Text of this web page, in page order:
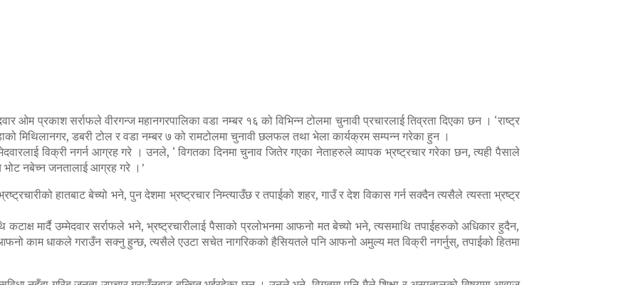
ओम प्रकाश सर्राफले वीरगन्ज महानगरपालिका वडा नम्बर १६ को विभिन्न टोलमा चुनावी प्रचारलाई तिव्रता दिएका छन । ‘राष्ट्र
मिथिलानगर, डबरी टोल र वडा नम्बर ७ को रामटोलमा चुनावी छलफल तथा भेला कार्यक्रम सम्पन्न गरेका हुन ।
विक्री नगर्न आग्रह गरे । उनले, ‘ विगतका दिनमा चुनाव जितेर गएका नेताहरुले व्यापक भ्रष्ट्रचार गरेका छन, त्यही पैसाले
नबेच्न जनतालाई आग्रह गरे ।’
हातबाट बेच्यो भने, पुन देशमा भ्रष्ट्रचार निम्त्याउँछ र तपाईको शहर, गाउँ र देश विकास गर्न सक्दैन त्यसैले त्यस्ता भ्रष्ट्र
कटाक्ष मार्दै उम्मेदवार सर्राफले भने, भ्रष्ट्रचारीलाई पैसाको प्रलोभनमा आफनो मत बेच्यो भने, त्यसमाथि तपाईहरुको अधिकार हुदैन,
काम धाकले गराउँन सक्नु हुन्छ, त्यसैले एउटा सचेत नागरिकको हैसियतले पनि आफनो अमुल्य मत विक्री नगर्नुस्, तपाईको हितमा